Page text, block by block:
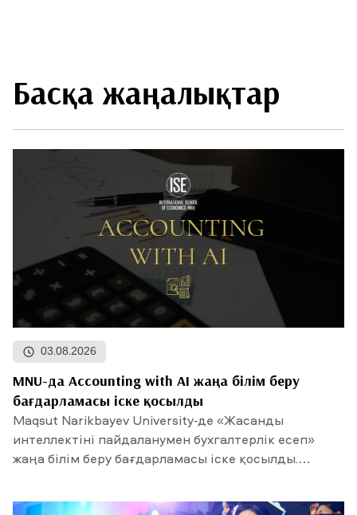
Басқа жаңалықтар
03.08.2026
MNU-да Accounting with AI жаңа білім беру
бағдарламасы іске қосылды
Maqsut Narikbayev University-де «Жасанды
интеллектіні пайдаланумен бухгалтерлік есеп»
жаңа білім беру бағдарламасы іске қосылды.